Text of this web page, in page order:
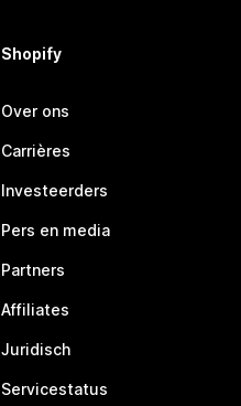
Shopify
Over ons
Carrières
Investeerders
Pers en media
Partners
Affiliates
Juridisch
Servicestatus